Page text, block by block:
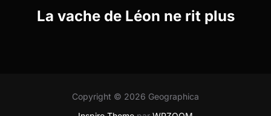
l’articleLa vache de Léon ne rit plus
Copyright © 2026 Geographica